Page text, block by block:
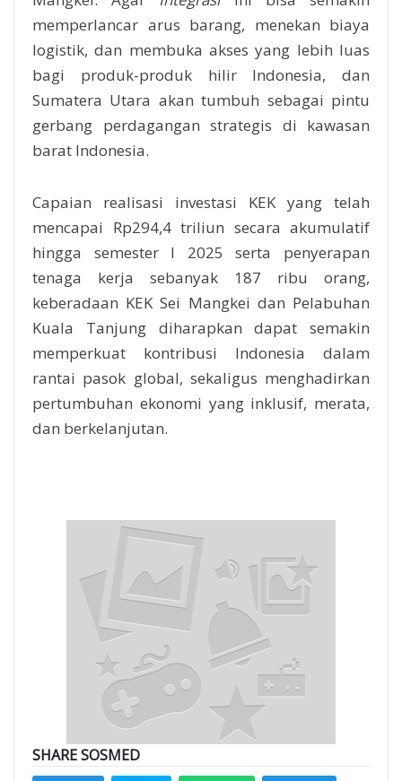
memperlancar arus barang, menekan biaya
logistik, dan membuka akses yang lebih luas
bagi produk-produk hilir Indonesia, dan
Sumatera Utara akan tumbuh sebagai pintu
gerbang perdagangan strategis di kawasan
barat Indonesia.
Capaian realisasi investasi KEK yang telah
mencapai Rp294,4 triliun secara akumulatif
hingga semester I 2025 serta penyerapan
tenaga kerja sebanyak 187 ribu orang,
keberadaan KEK Sei Mangkei dan Pelabuhan
Kuala Tanjung diharapkan dapat semakin
memperkuat kontribusi Indonesia dalam
rantai pasok global, sekaligus menghadirkan
pertumbuhan ekonomi yang inklusif, merata,
dan berkelanjutan.
SHARE SOSMED